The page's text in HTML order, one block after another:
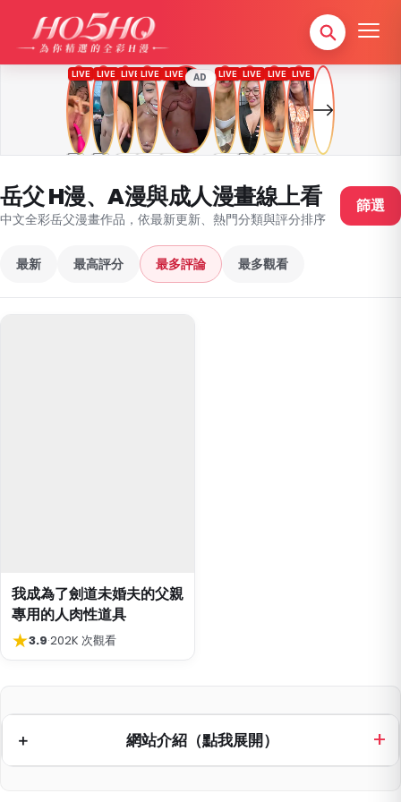
AD
岳父 H漫、A漫與成人漫畫線上看
中文全彩岳父漫畫作品，依最新更新、熱門分類與評分排序
篩選
最新 最高評分 最多評論 最多觀看
我成為了劍道未婚夫的父親
專用的人肉性道具
★3.9·202K 次觀看
網站介紹（點我展開）